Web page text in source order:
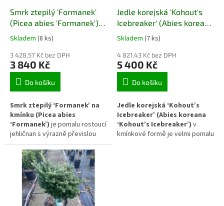
Smrk ztepilý 'Formanek'
(Picea abies 'Formanek') –
kmínek
Skladem (8 ks)
3 428,57 Kč bez DPH
3 840 Kč
Do košíku
Smrk ztepilý ‘Formanek’ na
kmínku (Picea abies
‘Formanek’) je pomalu rostoucí
jehličnan s výrazně převislou
korunou naroubovanou na
stabilní kmínek. Kmínek si
zachovává svou výšku a další
růst probíhá pouze v koruně,
která postupně rozšiřuje svůj
působivý převis a vytváří silný
architektonický akcent.
Jedle korejská 'Kohout's
Icebreaker' (Abies koreana
'Kohout's Icebreaker') –
Skladem (7 ks)
4 821,43 Kč bez DPH
5 400 Kč
Do košíku
Jedle korejská ‘Kohout’s
Icebreaker’ (Abies koreana
‘Kohout’s Icebreaker’) v
kmínkové formě je velmi pomalu